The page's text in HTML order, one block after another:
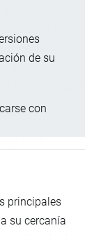
de su
con
Desde la
en 2026, la
especialmente
provocando
las cadenas de
principales
su cercanía